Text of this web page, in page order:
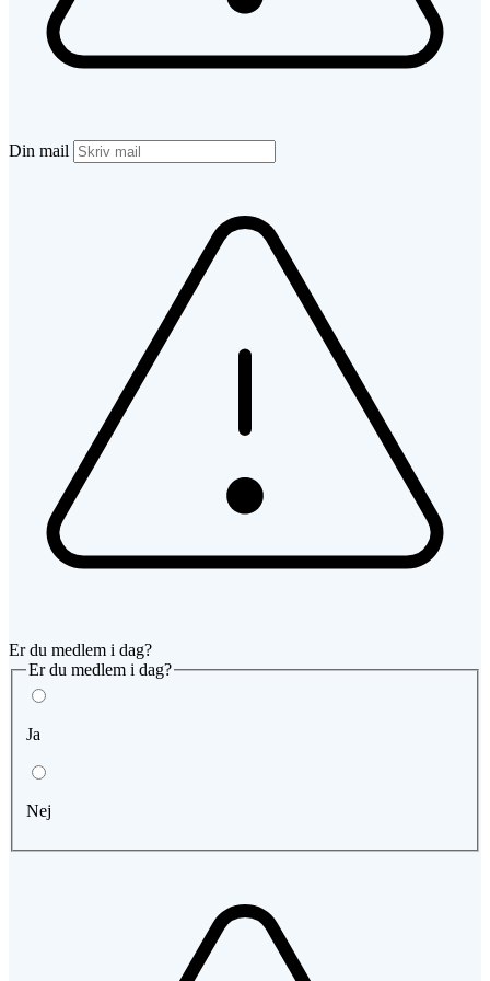
Din mail
Er du medlem i dag?
Er du medlem i dag?
Ja
Nej